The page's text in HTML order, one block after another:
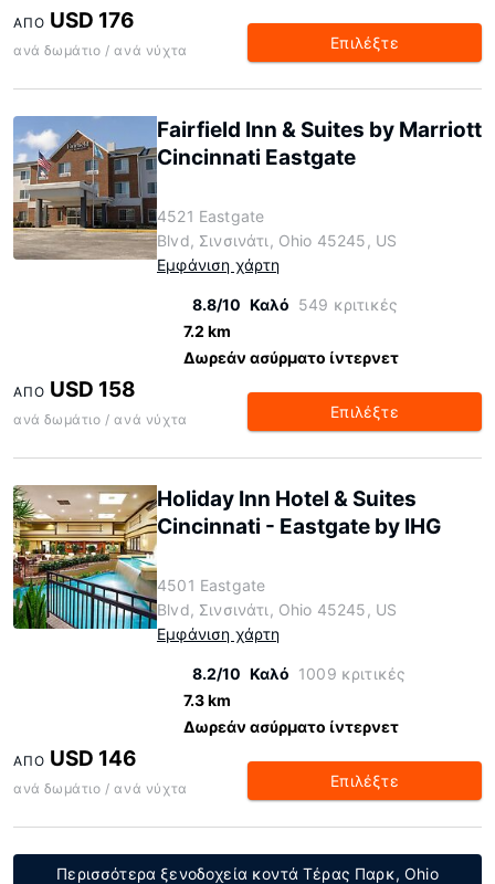
ΑΠΌ USD 176
ανά δωμάτιο / ανά νύχτα Επιλέξτε
Fairfield Inn & Suites by Marriott
Cincinnati Eastgate
4521 Eastgate
Blvd, Σινσινάτι, Ohio 45245, US
Εμφάνιση χάρτη
8.8/10 Καλό 549 κριτικές
7.2 km
Δωρεάν ασύρματο ίντερνετ
ΑΠΌ USD 158
ανά δωμάτιο / ανά νύχτα Επιλέξτε
Holiday Inn Hotel & Suites
Cincinnati - Eastgate by IHG
4501 Eastgate
Blvd, Σινσινάτι, Ohio 45245, US
Εμφάνιση χάρτη
8.2/10 Καλό 1009 κριτικές
7.3 km
Δωρεάν ασύρματο ίντερνετ
ΑΠΌ USD 146
ανά δωμάτιο / ανά νύχτα Επιλέξτε
Περισσότερα ξενοδοχεία κοντά Τέρας Παρκ, Ohio